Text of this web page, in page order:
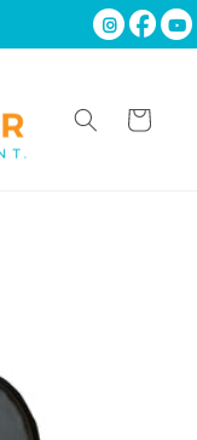
Carrito